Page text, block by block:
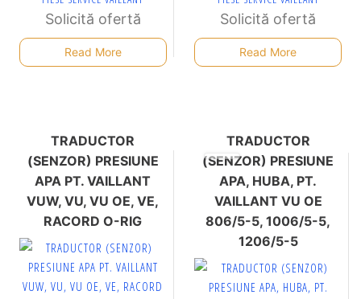
Solicită ofertă
Read More
Solicită ofertă
Read More
TRADUCTOR
(SENZOR) PRESIUNE
APA PT. VAILLANT
VUW, VU, VU OE, VE,
RACORD O-RIG
TRADUCTOR
(SENZOR) PRESIUNE
APA, HUBA, PT.
VAILLANT VU OE
806/5-5, 1006/5-5,
1206/5-5